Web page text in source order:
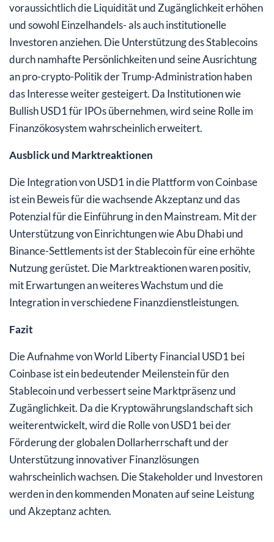
voraussichtlich die Liquidität und Zugänglichkeit erhöhen
und sowohl Einzelhandels- als auch institutionelle
Investoren anziehen. Die Unterstützung des Stablecoins
durch namhafte Persönlichkeiten und seine Ausrichtung
an pro-crypto-Politik der Trump-Administration haben
das Interesse weiter gesteigert. Da Institutionen wie
Bullish USD1 für IPOs übernehmen, wird seine Rolle im
Finanzökosystem wahrscheinlich erweitert.
Ausblick und Marktreaktionen
Die Integration von USD1 in die Plattform von Coinbase
ist ein Beweis für die wachsende Akzeptanz und das
Potenzial für die Einführung in den Mainstream. Mit der
Unterstützung von Einrichtungen wie Abu Dhabi und
Binance-Settlements ist der Stablecoin für eine erhöhte
Nutzung gerüstet. Die Marktreaktionen waren positiv,
mit Erwartungen an weiteres Wachstum und die
Integration in verschiedene Finanzdienstleistungen.
Fazit
Die Aufnahme von World Liberty Financial USD1 bei
Coinbase ist ein bedeutender Meilenstein für den
Stablecoin und verbessert seine Marktpräsenz und
Zugänglichkeit. Da die Kryptowährungslandschaft sich
weiterentwickelt, wird die Rolle von USD1 bei der
Förderung der globalen Dollarherrschaft und der
Unterstützung innovativer Finanzlösungen
wahrscheinlich wachsen. Die Stakeholder und Investoren
werden in den kommenden Monaten auf seine Leistung
und Akzeptanz achten.